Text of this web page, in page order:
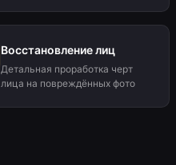
Восстановление лиц
Детальная проработка черт
лица на повреждённых фото